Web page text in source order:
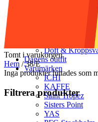
Munskydd
Doft &
Dagens outfit
Varumärken
ICHI
KAFFE
Saint Tropez
Sisters Point
YAS
Tomt i varukorgen.
Hem /38/E
Inga produkter hittades som
Filtrera produkter